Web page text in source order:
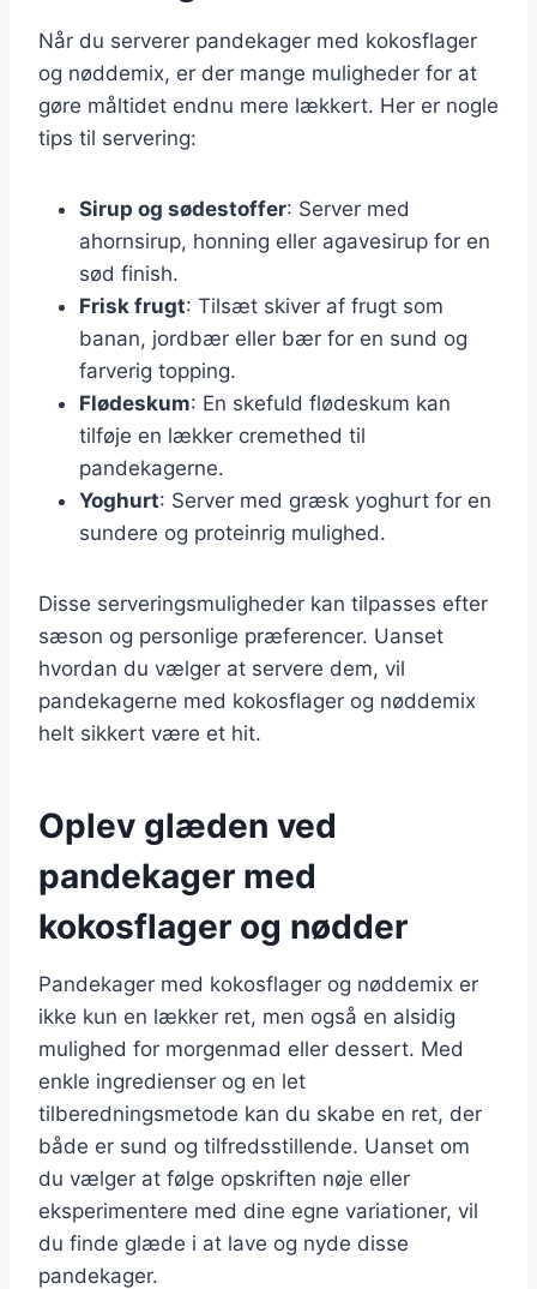
Når du serverer pandekager med kokosflager
og nøddemix, er der mange muligheder for at
gøre måltidet endnu mere lækkert. Her er nogle
tips til servering:
Sirup og sødestoffer: Server med
ahornsirup, honning eller agavesirup for en
sød finish.
Frisk frugt: Tilsæt skiver af frugt som
banan, jordbær eller bær for en sund og
farverig topping.
Flødeskum: En skefuld flødeskum kan
tilføje en lækker cremethed til
pandekagerne.
Yoghurt: Server med græsk yoghurt for en
sundere og proteinrig mulighed.
Disse serveringsmuligheder kan tilpasses efter
sæson og personlige præferencer. Uanset
hvordan du vælger at servere dem, vil
pandekagerne med kokosflager og nøddemix
helt sikkert være et hit.
Oplev glæden ved
pandekager med
kokosflager og nødder
Pandekager med kokosflager og nøddemix er
ikke kun en lækker ret, men også en alsidig
mulighed for morgenmad eller dessert. Med
enkle ingredienser og en let
tilberedningsmetode kan du skabe en ret, der
både er sund og tilfredsstillende. Uanset om
du vælger at følge opskriften nøje eller
eksperimentere med dine egne variationer, vil
du finde glæde i at lave og nyde disse
pandekager.